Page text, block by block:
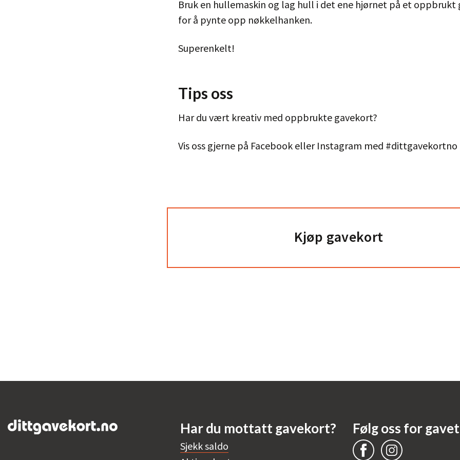
Bruk en hullemaskin og lag hull i det ene hjørnet på et oppbrukt
for å pynte opp nøkkelhanken.
Superenkelt!
Tips oss
Har du vært kreativ med oppbrukte gavekort?
Vis oss gjerne på Facebook eller Instagram med #dittgavekortno
Kjøp gavekort
Har du mottatt gavekort?
Sjekk saldo
Følg oss for